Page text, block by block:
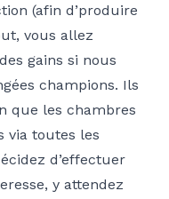
(afin d’produire
vous allez
gains si nous
champions. Ils
que les chambres
via toutes les
d’effectuer
y attendez